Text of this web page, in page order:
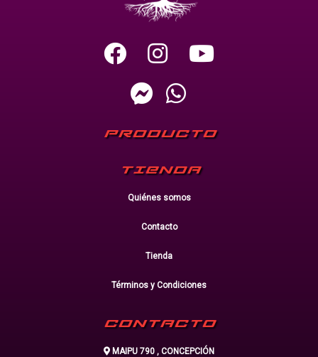
PRODUCTO
TIENDA
Quiénes somos
Contacto
Tienda
Términos y Condiciones
CONTACTO
MAIPU 790 , CONCEPCIÓN